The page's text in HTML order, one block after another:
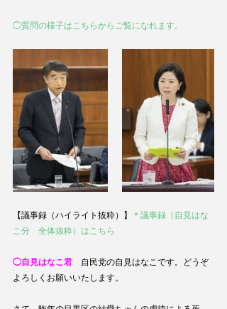
◯質問の様子はこちらからご覧になれます。
【議事録（ハイライト抜粋）】
＊議事録（自見はな
こ分　全体抜粋）はこちら
◯自見はなこ君 自民党の自見はなこです。どうぞ
よろしくお願いいたします。